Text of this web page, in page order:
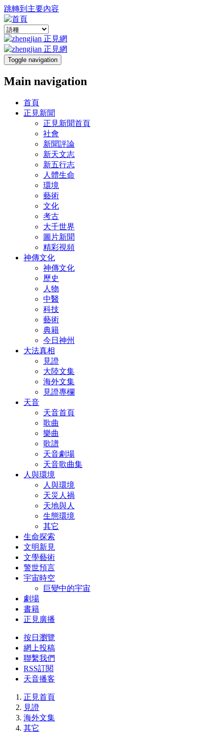
跳轉到主要內容
Toggle navigation
Main navigation
首頁
正見新聞
正見新聞首頁
社會
新聞評論
新天文志
新五行志
人體生命
環境
藝術
文化
考古
大千世界
圖片新聞
精彩視頻
神傳文化
神傳文化
歷史
人物
中醫
科技
藝術
典籍
今日神州
大法真相
見證
大陸文集
海外文集
見證專欄
天音
天音首頁
歌曲
樂曲
歌譜
天音劇場
天音歌曲集
人與環境
人與環境
天災人禍
天地與人
生態環境
其它
生命探索
文明新見
文學藝術
警世預言
宇宙時空
巨變中的宇宙
劇場
書籍
正見廣播
按日瀏覽
網上投稿
聯繫我們
RSS訂閱
天音播客
正見首頁
見證
海外文集
其它